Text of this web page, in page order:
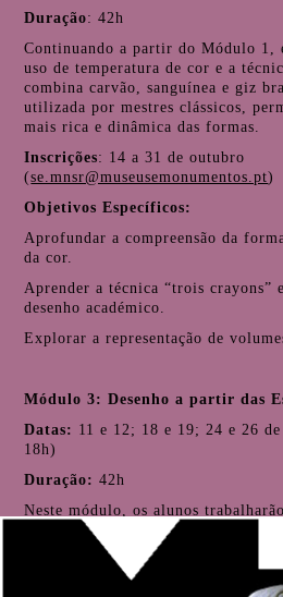
Duração: 42h
Continuando a partir do Módulo 1,
uso de temperatura de cor e a
combina carvão, sanguínea e giz
utilizada por mestres clássicos,
mais rica e dinâmica das formas.
Inscrições: 14 a 31 de outubro
(se.mnsr@museusemonumentos.pt)
Objetivos Específicos:
Aprofundar a compreensão da
da cor.
Aprender a técnica “trois crayons”
desenho académico.
Explorar a representação de
Módulo 3: Desenho a partir das
Datas: 11 e 12; 18 e 19; 24 e 26
18h)
Duração: 42h
Neste módulo, os alunos
esculturas da coleção do Museu
Esta prática é essencial para o
treinado para a